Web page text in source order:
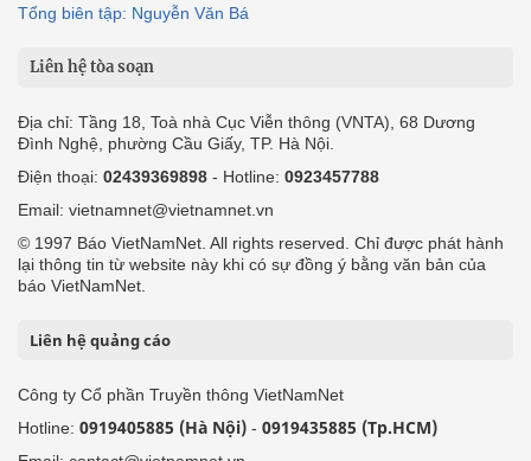
Tổng biên tập: Nguyễn Văn Bá
Liên hệ tòa soạn
Địa chỉ: Tầng 18, Toà nhà Cục Viễn thông (VNTA), 68 Dương
Đình Nghệ, phường Cầu Giấy, TP. Hà Nội.
Điện thoại: 02439369898 - Hotline: 0923457788
Email: vietnamnet@vietnamnet.vn
© 1997 Báo VietNamNet. All rights reserved. Chỉ được phát hành
lại thông tin từ website này khi có sự đồng ý bằng văn bản của
báo VietNamNet.
Liên hệ quảng cáo
Công ty Cổ phần Truyền thông VietNamNet
Hotline: 0919405885 (Hà Nội) - 0919435885 (Tp.HCM)